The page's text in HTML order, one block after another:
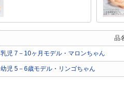
品
乳児 7－10ヶ月モデル・マロンちゃん
幼児 5－6歳モデル・リンゴちゃん